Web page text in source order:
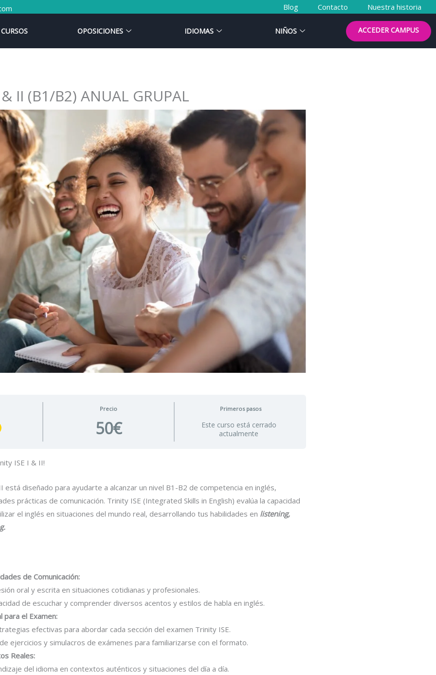
Blog Contacto Nuestra historia
CURSOS OPOSICIONES IDIOMAS NIÑOS ACCEDER CAMPUS
II (B1/B2) ANUAL GRUPAL
Precio
50€
Primeros pasos
Este curso está cerrado
actualmente
ISE I & II!
está diseñado para ayudarte a alcanzar un nivel B1-B2 de competencia en inglés,
prácticas de comunicación. Trinity ISE (Integrated Skills in English) evalúa la capacidad
el inglés en situaciones del mundo real, desarrollando tus habilidades en listening,
de Comunicación:
oral y escrita en situaciones cotidianas y profesionales.
de escuchar y comprender diversos acentos y estilos de habla en inglés.
para el Examen:
efectivas para abordar cada sección del examen Trinity ISE.
ejercicios y simulacros de exámenes para familiarizarse con el formato.
Reales:
del idioma en contextos auténticos y situaciones del día a día.